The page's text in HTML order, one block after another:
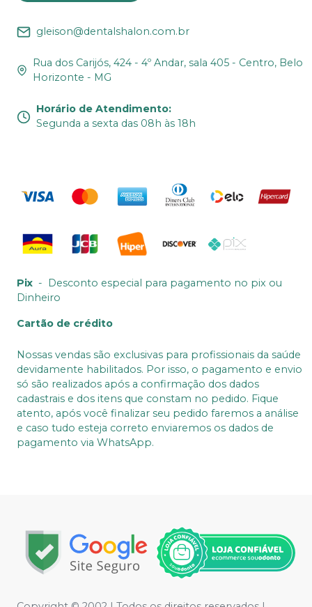
gleison@dentalshalon.com.br
Rua dos Carijós, 424 - 4º Andar, sala 405 - Centro, Belo
Horizonte - MG
Horário de Atendimento:
Segunda a sexta das 08h às 18h
Pix -
Desconto especial para pagamento no pix ou
Dinheiro
Cartão de crédito
Nossas vendas são exclusivas para profissionais da saúde
devidamente habilitados. Por isso, o pagamento e envio
só são realizados após a confirmação dos dados
cadastrais e dos itens que constam no pedido. Fique
atento, após você finalizar seu pedido faremos a análise
e caso tudo esteja correto enviaremos os dados de
pagamento via WhatsApp.